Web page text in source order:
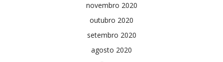
novembro 2020
outubro 2020
setembro 2020
agosto 2020